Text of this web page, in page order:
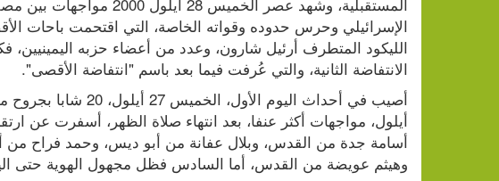
الانتفاضة الثانية، والتي عُرفت فيما بعد باسم "انتفاضة الأقصى".
وهيثم عويضة من القدس، أما السادس فظل مجهول الهوية حتى